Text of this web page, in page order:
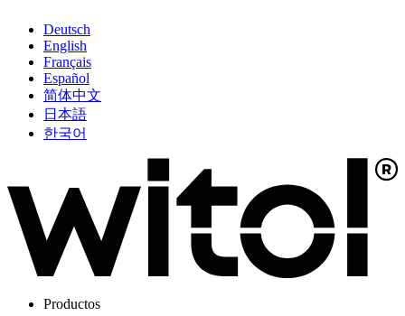
Deutsch
English
Français
Español
简体中文
日本語
한국어
Productos